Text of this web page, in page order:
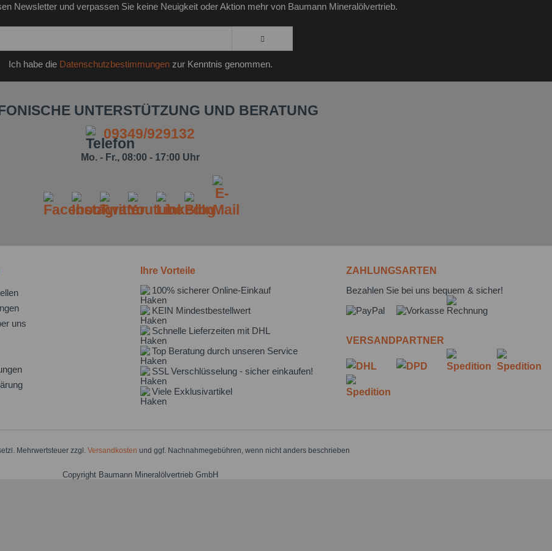
Newsletter und verpassen Sie keine Neuigkeit oder Aktion mehr von Baumann Mineralölvertrieb.
Ich habe die Datenschutzbestimmungenzur Kenntnis genommen.
UNTERSTÜTZUNG UND BERATUNG
09349/929132
Mo. - Fr., 08:00 - 17:00 Uhr
uns
Ihre Vorteile
100% sicherer Online-Einkauf
KEIN Mindestbestellwert
Schnelle Lieferzeiten mit DHL
Top Beratung durch unseren Service
SSL Verschlüsselung - sicher einkaufen!
Viele Exklusivartikel
ZAHLUNGSARTEN
Bezahlen Sie bei uns bequem & sicher!
VERSANDPARTNER
Mehrwertsteuer zzgl. Versandkosten und ggf. Nachnahmegebühren, wenn nicht anders beschrieben
Copyright Baumann Mineralölvertrieb GmbH